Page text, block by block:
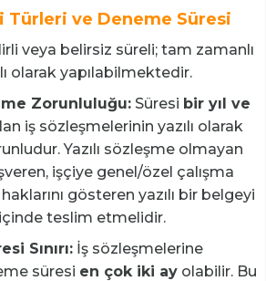
Türleri ve Deneme Süresi
veya belirsiz süreli; tam zamanlı
olarak yapılabilmektedir.
Zorunluluğu: Süresi bir yıl ve
iş sözleşmelerinin yazılı olarak
Yazılı sözleşme olmayan
işçiye genel/özel çalışma
haklarını gösteren yazılı bir belgeyi
teslim etmelidir.
Sınırı: İş sözleşmelerine
süresi en çok iki ay olabilir. Bu